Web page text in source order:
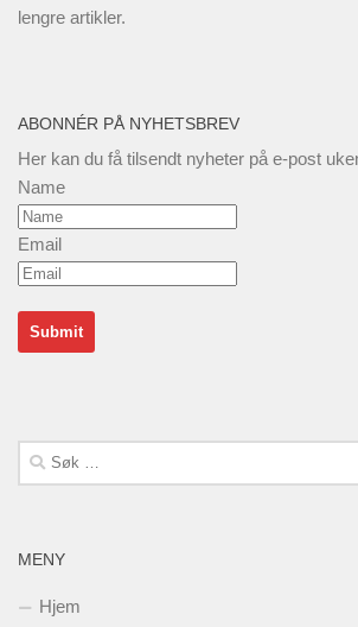
lengre artikler.
ABONNÉR PÅ NYHETSBREV
Her kan du få tilsendt nyheter på e-post
Name
Email
Søk
etter:
MENY
Hjem